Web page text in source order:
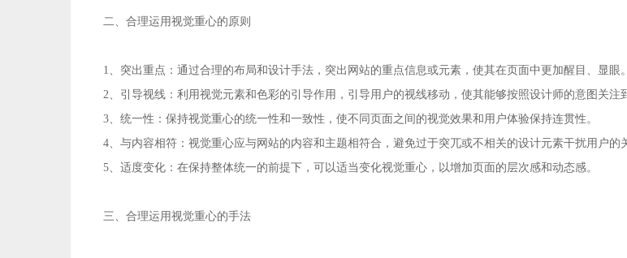
二、合理运用视觉重心的原则
1、突出重点：通过合理的布局和设计手法，突出网站的重点信息或元素，使其在页面中更加醒目、显眼。
2、引导视线：利用视觉元素和色彩的引导作用，引导用户的视线移动，使其能够按照设计师的意图关注
3、统一性：保持视觉重心的统一性和一致性，使不同页面之间的视觉效果和用户体验保持连贯性。
4、与内容相符：视觉重心应与网站的内容和主题相符合，避免过于突兀或不相关的设计元素干扰用户的
5、适度变化：在保持整体统一的前提下，可以适当变化视觉重心，以增加页面的层次感和动态感。
三、合理运用视觉重心的手法